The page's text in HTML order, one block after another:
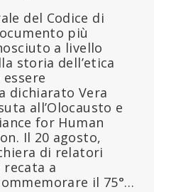
del Codice di
più
a livello
storia dell’etica
dichiarato Vera
all’Olocausto e
for Human
Il 20 agosto,
di relatori
a
il 75°…